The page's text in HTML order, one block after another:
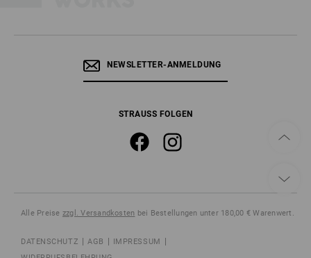
NEWSLETTER-ANMELDUNG
STRAUSS FOLGEN
Alle Preise zzgl. Versandkosten bei Bestellungen unter 180,00 € Warenwert.
DATENSCHUTZ AGB
IMPRESSUM